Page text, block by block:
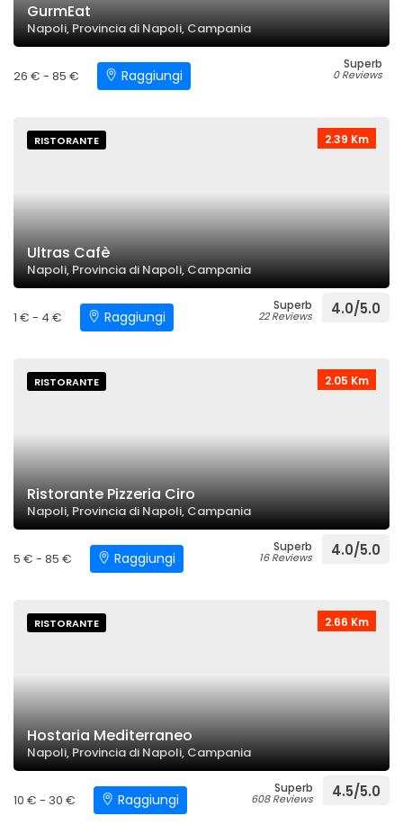
GurmEat
Napoli, Provincia di Napoli, Campania
26 € - 85 € Raggiungi
Superb
0 Reviews
2.39 Km
RISTORANTE
Ultras Cafè
Napoli, Provincia di Napoli, Campania
1 € - 4 € Raggiungi
Superb
22 Reviews 4.0/5.0
2.05 Km
RISTORANTE
Ristorante Pizzeria Ciro
Napoli, Provincia di Napoli, Campania
5 € - 85 € Raggiungi
Superb
16 Reviews 4.0/5.0
2.66 Km
RISTORANTE
Hostaria Mediterraneo
Napoli, Provincia di Napoli, Campania
10 € - 30 € Raggiungi
Superb
608 Reviews 4.5/5.0